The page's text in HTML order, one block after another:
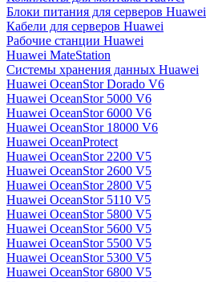
Блоки питания для серверов Huawei
Кабели для серверов Huawei
Рабочие станции Huawei
Huawei MateStation
Системы хранения данных Huawei
Huawei OceanStor Dorado V6
Huawei OceanStor 5000 V6
Huawei OceanStor 6000 V6
Huawei OceanStor 18000 V6
Huawei OceanProtect
Huawei OceanStor 2200 V5
Huawei OceanStor 2600 V5
Huawei OceanStor 2800 V5
Huawei OceanStor 5110 V5
Huawei OceanStor 5800 V5
Huawei OceanStor 5600 V5
Huawei OceanStor 5500 V5
Huawei OceanStor 5300 V5
Huawei OceanStor 6800 V5